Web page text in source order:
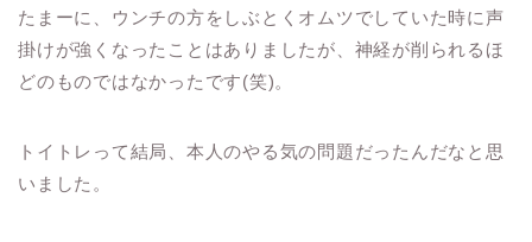
たまーに、ウンチの方をしぶとくオムツでしていた時に声
掛けが強くなったことはありましたが、神経が削られるほ
どのものではなかったです(笑)。
トイトレって結局、本人のやる気の問題だったんだなと思
いました。